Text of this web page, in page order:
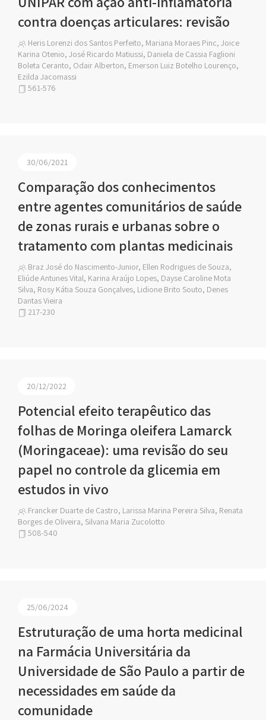
contra doenças articulares: revisão
Heris Lorenzi dos Santos Perfeito, Mariana Moraes Pinc, Joice
Karina Otenio, José Ricardo Matiussi, Daniela de Cassia Faglioni
Boleta Ceranto, Odair Alberton, Emerson Luiz Botelho Lourenço,
Ezilda Jacomassi
561-576
30/06/2021
Comparação dos conhecimentos
entre agentes comunitários de saúde
de zonas rurais e urbanas sobre o
tratamento com plantas medicinais
Braz José do Nascimento-Junior, Ellen Rodrigues de Souza,
Eliúde Antunes Vital, Karina Araújo Lopes, Dayse Caroline Mota
Silva, Rosy Kátia Souza Gonçalves, Lidione Brito Souto, Denes
Dantas Vieira
217-230
20/12/2022
Potencial efeito terapêutico das
folhas de Moringa oleifera Lamarck
(Moringaceae): uma revisão do seu
papel no controle da glicemia em
estudos in vivo
Francker Duarte de Castro, Larissa Marina Pereira Silva, Renata
Borges de Oliveira, Silvana Maria Zucolotto
508-540
25/06/2024
Estruturação de uma horta medicinal
na Farmácia Universitária da
Universidade de São Paulo a partir de
necessidades em saúde da
comunidade